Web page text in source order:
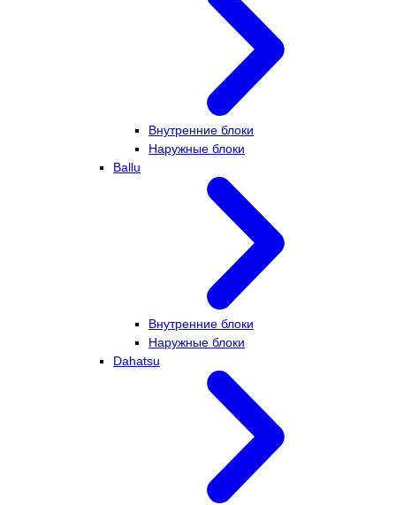
Внутренние блоки
Наружные блоки
Ballu
Внутренние блоки
Наружные блоки
Dahatsu